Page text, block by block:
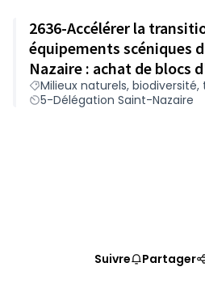
2636-Accélérer la
équipements scéniques
Nazaire : achat de blocs
pour les projecteurs
Milieux naturels, biodiversité,
5-Délégation Saint-Nazaire
Suivre Partager